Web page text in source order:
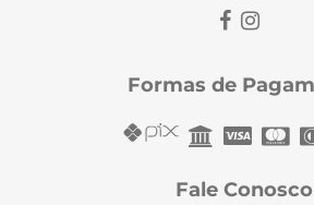
Formas de
Fale Conosco